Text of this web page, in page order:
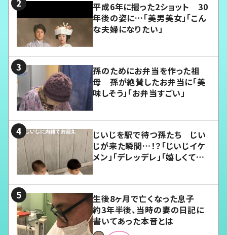
平成6年に撮った2ショット 30
年後の姿に…「美男美女」「こん
な夫婦になりたい」
孫のためにお弁当を作った祖
母 孫が絶賛したお弁当に「美
味しそう」「お弁当すごい」
じいじを駅で待つ孫たち じい
じが来た瞬間…！？「じいじイケ
メン」「デレッデレ」「嬉しくて可
生後8ヶ月で亡くなった息子
約3年半後、当時の妻の日記に
書いてあった本音とは